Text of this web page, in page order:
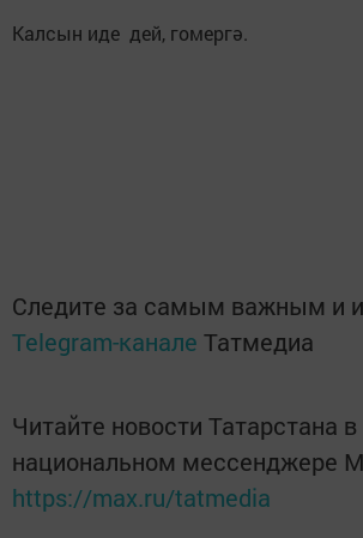
Калсын иде дей, гомергә.
Следите за самым важным и
Telegram-канале Татмедиа
Читайте новости Татарстана в
национальном мессенджере
https://max.ru/tatmedia